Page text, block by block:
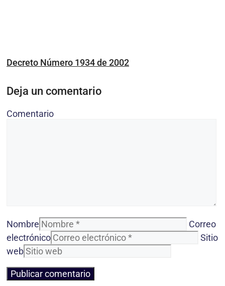
Decreto Número 1934 de 2002
Deja un comentario
Comentario
Nombre
Correo
electrónico
Sitio
web